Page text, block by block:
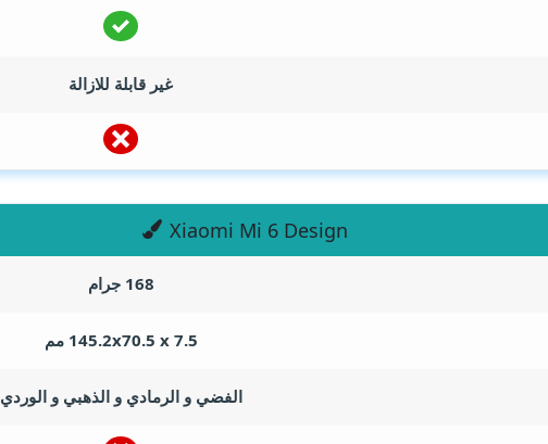
غير قابلة للازالة
Xiaomi Mi 6 Design
168 جرام
145.2x70.5 x 7.5 مم
الفضي و الرمادي و الذهبي و الوردي